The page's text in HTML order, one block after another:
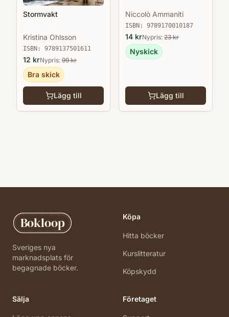
Stormvakt
Kristina Ohlsson
ISBN: 9789137501611
12 krNypris: 99kr
Bra skick
Lägg till
Niccolò Ammaniti
ISBN: 9789170010187
14 krNypris: 23kr
Nyskick
Lägg till
Bokloop
Sveriges nya
marknadsplats för
begagnade böcker.
Köpa
Hitta böcker
Kurslitteratur
Köpskydd
Sälja Företaget